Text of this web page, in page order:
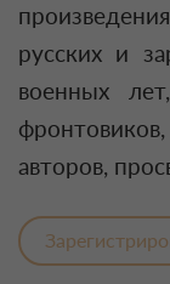
русских и
военных
авторов,